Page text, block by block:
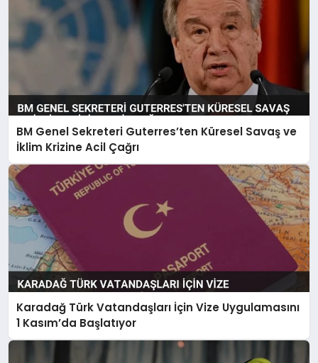
BM Genel Sekreteri Guterres’ten Küresel Savaş ve
İklim Krizine Acil Çağrı
Karadağ Türk Vatandaşları İçin Vize Uygulamasını
1 Kasım’da Başlatıyor